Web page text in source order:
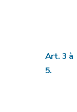
Art. 3 à
5.